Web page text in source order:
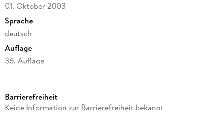
01. Oktober 2003
Sprache
deutsch
Auflage
36. Auflage
Reihe
Barrierefreiheit
Keine Information zur Barrierefreiheit bekannt